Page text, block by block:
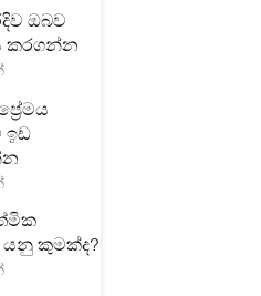
ඔබව
කරගන්න
ඉඩ
කුමක්ද?